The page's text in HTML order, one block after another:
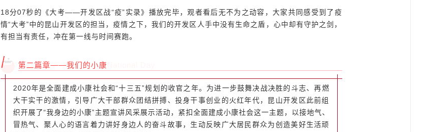
18分07秒的《大考——开发区战“疫”实录》播放完毕，观者看后无不为之动容，大家共同感受到了疫
情“大考”中的昆山开发区的担当，疫情之下，我们的开发区人手中没有生命之盾，心中却有守护之剑，
有担当有责任，冲在第一线与时间赛跑。
第二篇章——我们的小康
2020年是全面建成小康社会和“十三五”规划的收官之年。为进一步鼓舞决战决胜的斗志、再燃
大干实干的激情，引导广大干部群众团结拼搏、投身干事创业的火红年代，昆山开发区此前组
织开展了“我身边的小康”主题宣讲风采展示活动，紧扣全面建成小康社会这一主题，以接地气、
冒热气、聚人心的语言着力讲好身边人的奋斗故事，生动反映广大居民群众为创造美好生活顽